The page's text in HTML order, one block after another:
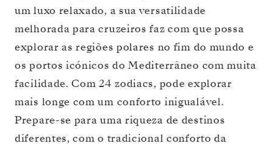
um luxo relaxado, a sua versatilidade
melhorada para cruzeiros faz com que possa
explorar as regiões polares no fim do mundo e
os portos icónicos do Mediterrâneo com muita
facilidade. Com 24 zodiacs, pode explorar
mais longe com um conforto inigualável.
Prepare-se para uma riqueza de destinos
diferentes, com o tradicional conforto da